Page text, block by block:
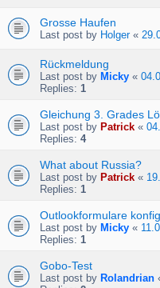
Grosse Haufen
Last post by Holger«
Rückmeldung
Last post by Micky «
Replies: 1
Gleichung 3. Grades
Last post by Patrick «
Replies: 4
What about Russia?
Last post by Patrick «
Replies: 1
Outlookformulare
Last post by Micky «
Replies: 1
Gobo-Test
Last post by Rolandrian